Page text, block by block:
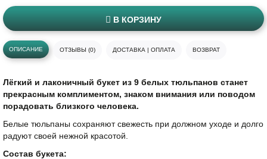
В КОРЗИНУ
ОПИСАНИЕ ОТЗЫВЫ (0) ДОСТАВКА | ОПЛАТА ВОЗВРАТ
Лёгкий и лаконичный букет из 9 белых тюльпанов станет
прекрасным комплиментом, знаком внимания или поводом
порадовать близкого человека.
Белые тюльпаны сохраняют свежесть при должном уходе и долго
радуют своей нежной красотой.
Состав букета: